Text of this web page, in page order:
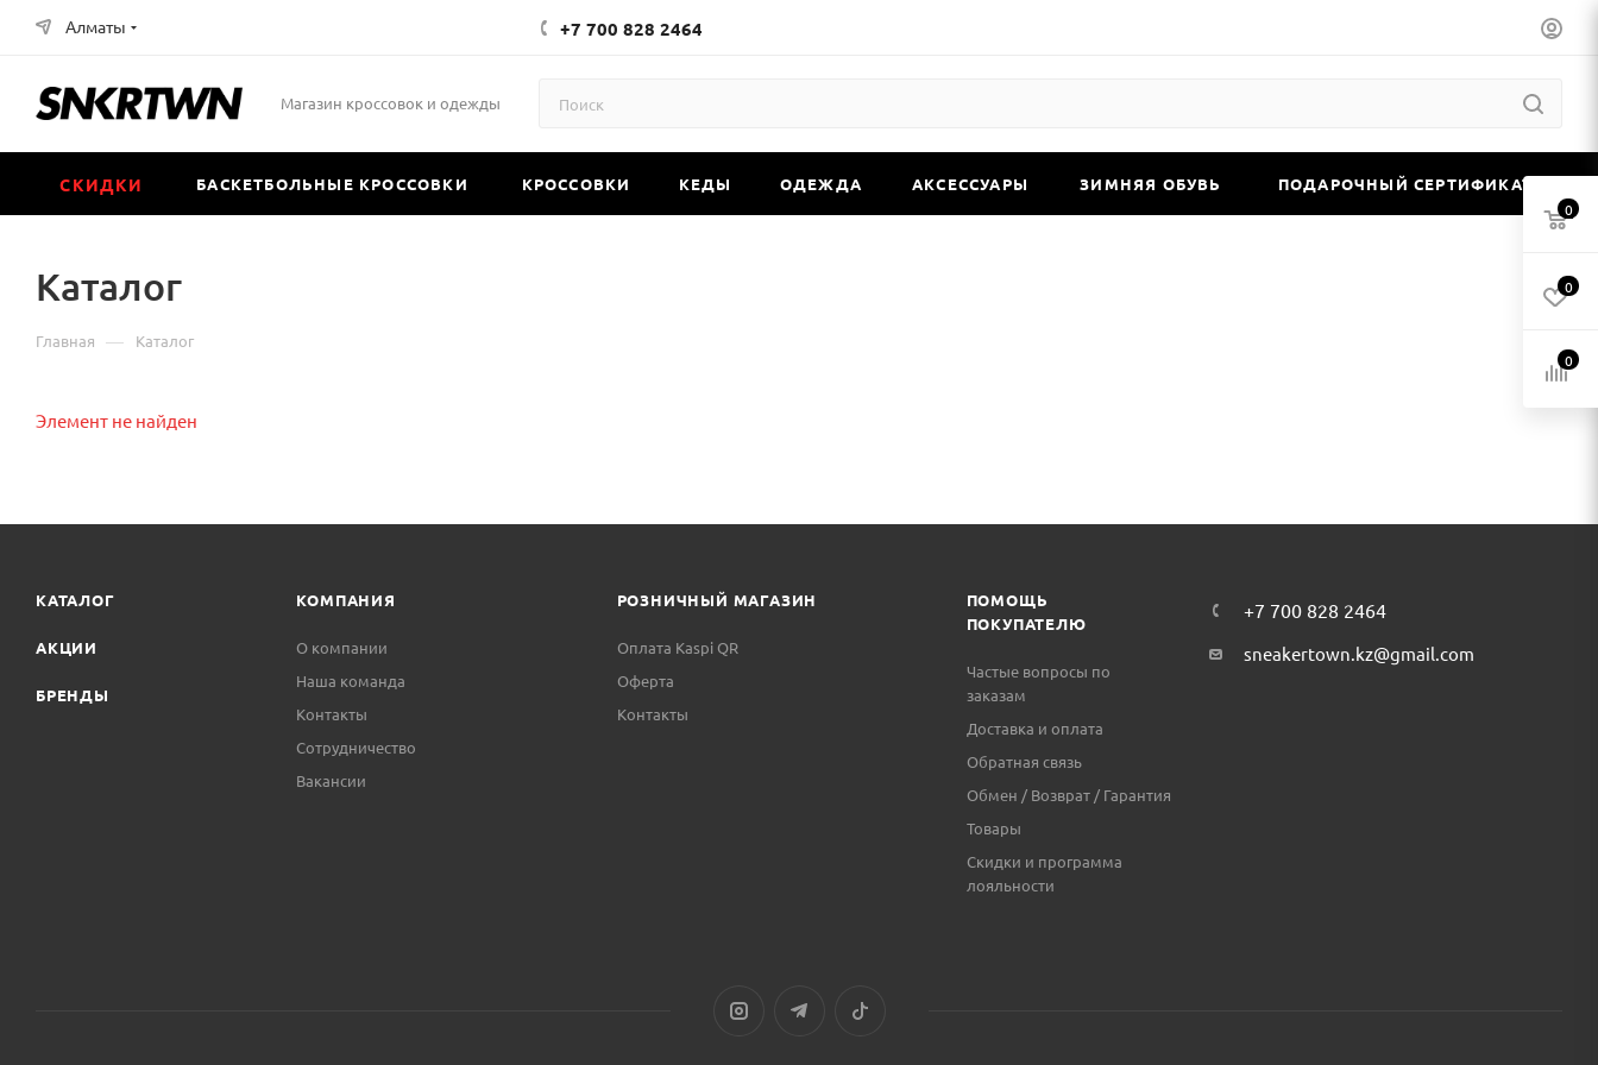
Алматы +7 700 828 2464
Магазин кроссовок и одежды
СКИДКИ БАСКЕТБОЛЬНЫЕ КРОССОВКИ КРОССОВКИ КЕДЫ ОДЕЖДА АКСЕССУАРЫ ЗИМНЯЯ ОБУВЬ ПОДАРОЧНЫЙ СЕРТИФИКАТ
Каталог
Главная — Каталог
Элемент не найден
КАТАЛОГ
АКЦИИ
БРЕНДЫ
КОМПАНИЯ
О компании
Наша команда
Контакты
Сотрудничество
Вакансии
РОЗНИЧНЫЙ МАГАЗИН
Оплата Kaspi QR
Оферта
Контакты
ПОМОЩЬ
ПОКУПАТЕЛЮ
Частые вопросы по
заказам
Доставка и оплата
Обратная связь
Обмен / Возврат / Гарантия
Товары
Скидки и программа
лояльности
+7 700 828 2464
sneakertown.kz@gmail.com
0
0
0